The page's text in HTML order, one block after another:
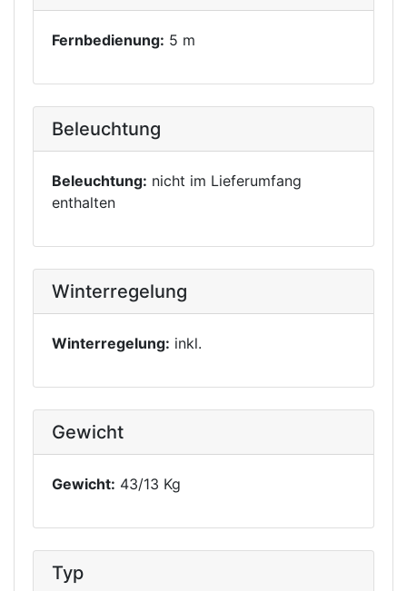
Fernbedienung: 5 m
Beleuchtung
Beleuchtung: nicht im Lieferumfang
enthalten
Winterregelung
Winterregelung: inkl.
Gewicht
Gewicht: 43/13 Kg
Typ